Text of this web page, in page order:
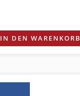
IN DEN WARENKORB